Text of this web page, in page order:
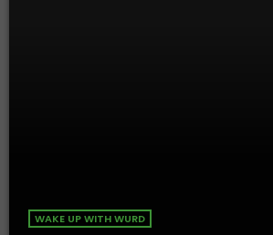
WAKE UP WITH WURD